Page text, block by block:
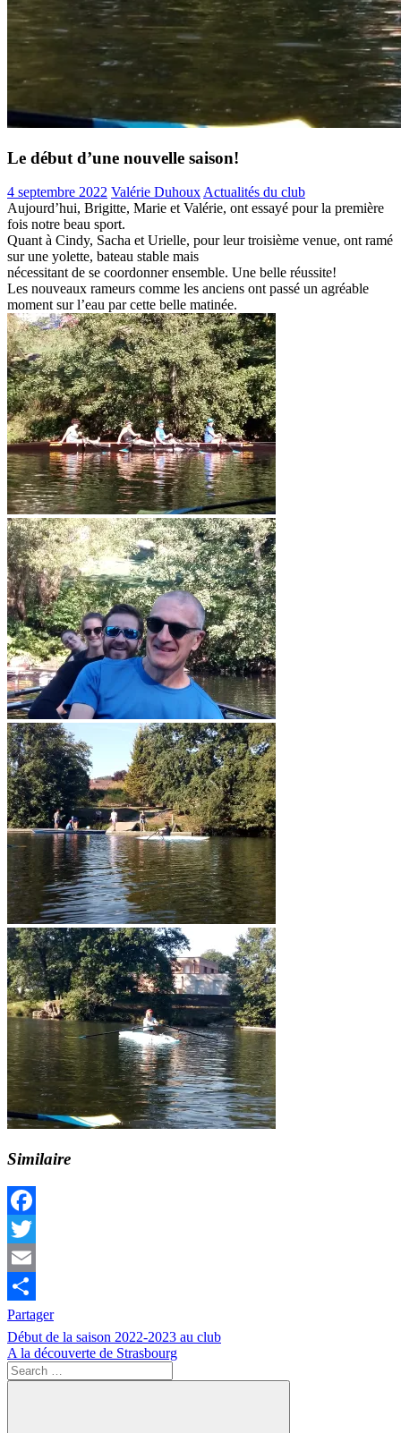
Le début d’une nouvelle saison!
4 septembre 2022 Valérie DuhouxActualités du club
Aujourd’hui, Brigitte, Marie et Valérie, ont essayé pour la première
fois notre beau sport.
Quant à Cindy, Sacha et Urielle, pour leur troisième venue, ont ramé
sur une yolette, bateau stable mais
nécessitant de se coordonner ensemble. Une belle réussite!
Les nouveaux rameurs comme les anciens ont passé un agréable
moment sur l’eau par cette belle matinée.
Similaire
Facebook
Twitter
Email
Partager
Navigation
de
l’article
Previous
Post:
Début de la saison 2022-2023 au club
Next
Post:
A la découverte de Strasbourg
Search
for: